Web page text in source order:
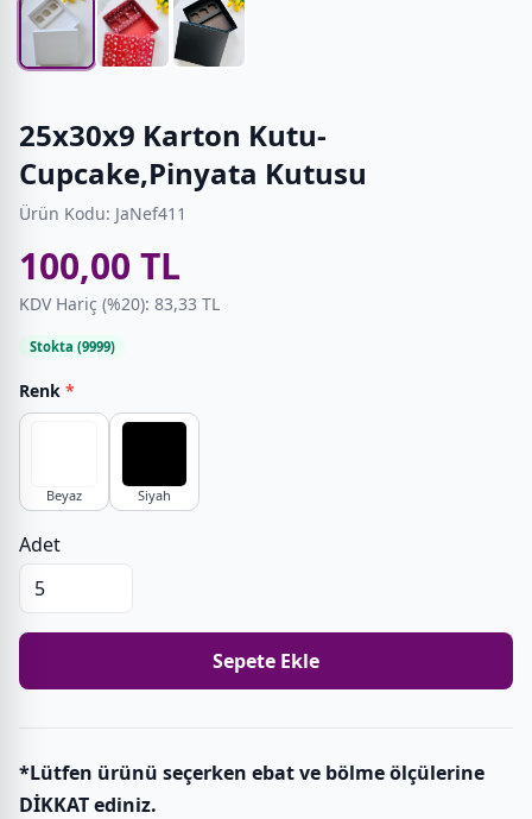
25x30x9 Karton Kutu-
Cupcake,Pinyata Kutusu
Ürün Kodu: JaNef411
100,00 TL
KDV Hariç (%20): 83,33 TL
Stokta (9999)
Renk *
Beyaz Siyah
Adet
Sepete Ekle
*Lütfen ürünü seçerken ebat ve bölme ölçülerine
DİKKAT ediniz.